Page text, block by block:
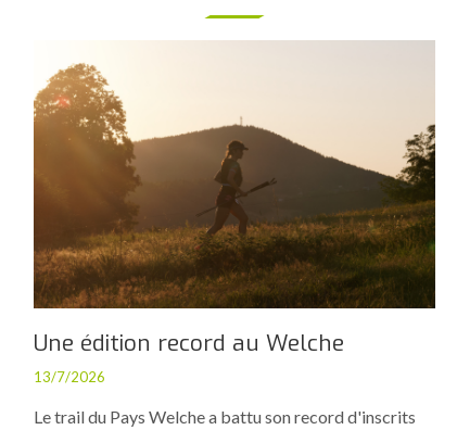
Une édition record au Welche
13/7/2026
Le trail du Pays Welche a battu son record d'inscrits